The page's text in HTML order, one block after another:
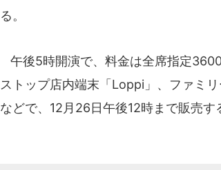
る。
午後5時開演で、料金は全席指定
ストップ店内端末「Loppi」、ファミ
などで、12月26日午後12時まで販売す